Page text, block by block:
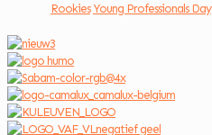
Rookies Young Professionals Day